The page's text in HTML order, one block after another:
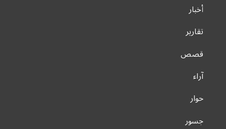
أخبار
تقارير
قصص
آراء
حوار
جسور